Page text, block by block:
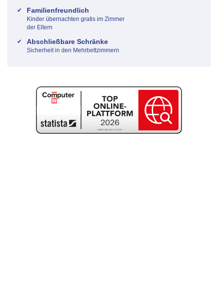
Familienfreundlich
Kinder übernachten gratis im Zimmer
der Eltern
Abschließbare Schränke
Sicherheit in den Mehrbettzimmern